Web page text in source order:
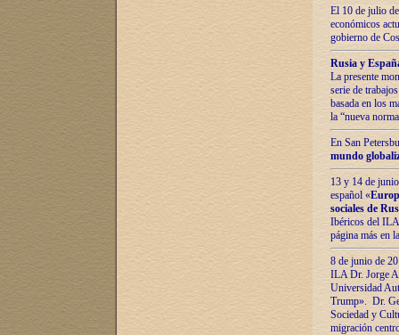
El 10 de julio
económicos
gobierno de
Rusia y
La presente
serie de
basada en los
la “nueva
En San
mundo
13 y 14 de
español «
sociales de
Ibéricos del ILA
página más en
8 de junio de
ILA Dr. Jorge
Universidad
Trump». Dr.
Sociedad y
migración